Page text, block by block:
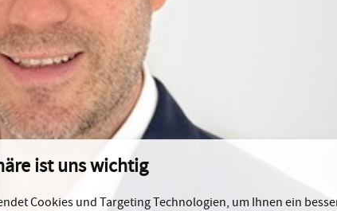
ist uns wichtig
Cookies und Targeting Technologien, um Ihnen ein